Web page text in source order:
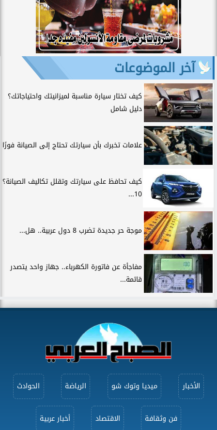
آخر الموضوعات
كيف تختار سيارة مناسبة لميزانيتك واحتياجاتك؟
دليل شامل
علامات تخبرك بأن سيارتك تحتاج إلى الصيانة فورًا
كيف تحافظ على سيارتك وتقلل تكاليف الصيانة؟
10...
موجة حر جديدة تضرب 8 دول عربية.. هل...
مفاجأة عن فاتورة الكهرباء.. جهاز واحد يتصدر
قائمة...
الأخبار ميديا وتوك شو الرياضة الحوادث
فن وثقافة الاقتصاد أخبار عربية